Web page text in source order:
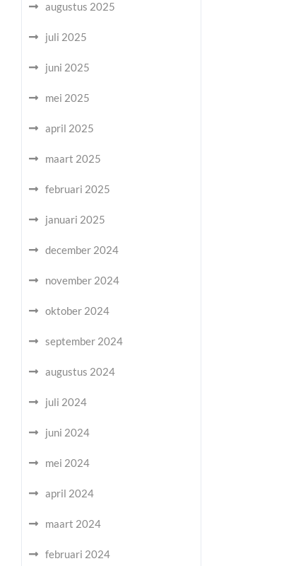
augustus 2025
juli 2025
juni 2025
mei 2025
april 2025
maart 2025
februari 2025
januari 2025
december 2024
november 2024
oktober 2024
september 2024
augustus 2024
juli 2024
juni 2024
mei 2024
april 2024
maart 2024
februari 2024